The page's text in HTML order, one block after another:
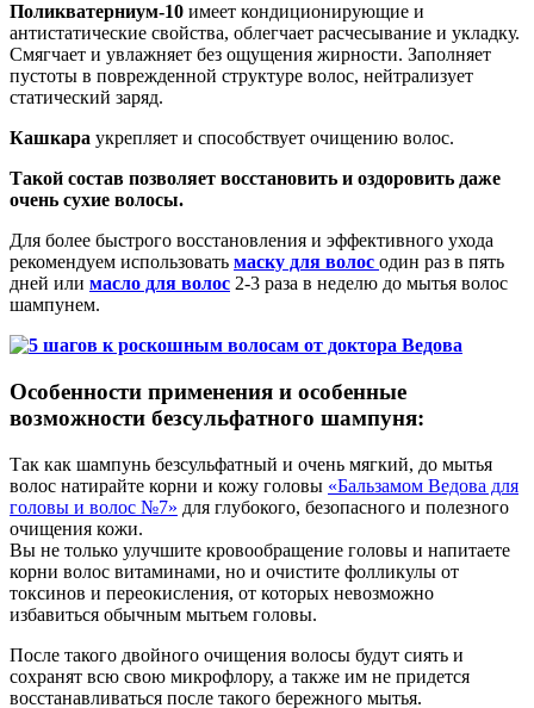
Поликватерниум-10 имеет кондиционирующие и
антистатические свойства, облегчает расчесывание и укладку.
Смягчает и увлажняет без ощущения жирности. Заполняет
пустоты в поврежденной структуре волос, нейтрализует
статический заряд.
Кашкара укрепляет и способствует очищению волос.
Такой состав позволяет восстановить и оздоровить даже
очень сухие волосы.
Для более быстрого восстановления и эффективного ухода
рекомендуем использовать маску для волос один раз в пять
дней или масло для волос 2-3 раза в неделю до мытья волос
шампунем.
Особенности применения и особенные
возможности безсульфатного шампуня:
Так как шампунь безсульфатный и очень мягкий, до мытья
волос натирайте корни и кожу головы «Бальзамом Ведова для
головы и волос №7» для глубокого, безопасного и полезного
очищения кожи.
Вы не только улучшите кровообращение головы и напитаете
корни волос витаминами, но и очистите фолликулы от
токсинов и переокисления, от которых невозможно
избавиться обычным мытьем головы.
После такого двойного очищения волосы будут сиять и
сохранят всю свою микрофлору, а также им не придется
восстанавливаться после такого бережного мытья.